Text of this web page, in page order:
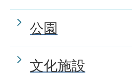
公園
文化施設